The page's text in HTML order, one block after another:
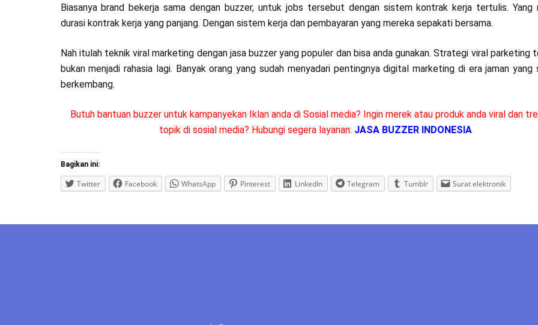
Biasanya brand bekerja sama dengan buzzer, untuk jobs tersebut dengan sistem kontrak kerja tertulis. Yang
durasi kontrak kerja yang panjang. Dengan sistem kerja dan pembayaran yang mereka sepakati bersama.
Nah itulah teknik viral marketing dengan jasa buzzer yang populer dan bisa anda gunakan. Strategi viral parketing
bukan menjadi rahasia lagi. Banyak orang yang sudah menyadari pentingnya digital marketing di era jaman yang
berkembang.
Butuh bantuan buzzer untuk kampanyekan Iklan anda di Sosial media? Ingin merek atau produk anda viral dan
topik di sosial media? Hubungi segera layanan: JASA BUZZER INDONESIA
Bagikan ini:
Twitter Facebook WhatsApp Pinterest LinkedIn Telegram Tumblr Surat elektronik